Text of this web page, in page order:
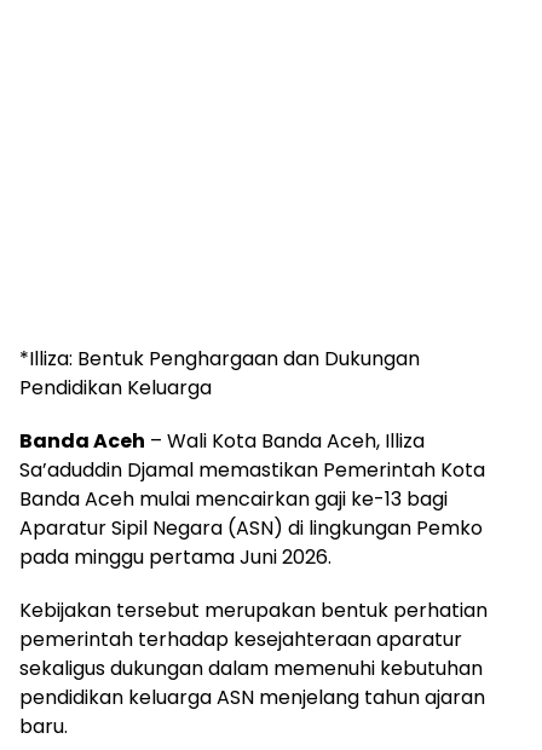
*Illiza: Bentuk Penghargaan dan Dukungan
Pendidikan Keluarga
Banda Aceh – Wali Kota Banda Aceh, Illiza
Sa’aduddin Djamal memastikan Pemerintah Kota
Banda Aceh mulai mencairkan gaji ke-13 bagi
Aparatur Sipil Negara (ASN) di lingkungan Pemko
pada minggu pertama Juni 2026.
Kebijakan tersebut merupakan bentuk perhatian
pemerintah terhadap kesejahteraan aparatur
sekaligus dukungan dalam memenuhi kebutuhan
pendidikan keluarga ASN menjelang tahun ajaran
baru.